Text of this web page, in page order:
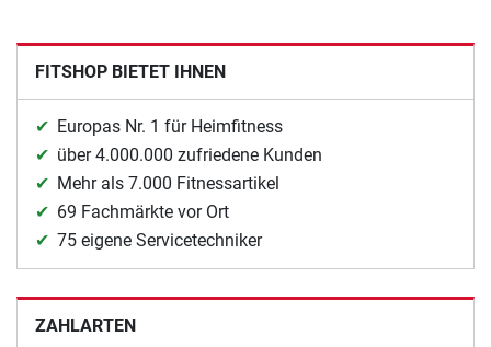
FITSHOP BIETET IHNEN
Europas Nr. 1 für Heimfitness
über 4.000.000 zufriedene Kunden
Mehr als 7.000 Fitnessartikel
69 Fachmärkte vor Ort
75 eigene Servicetechniker
ZAHLARTEN